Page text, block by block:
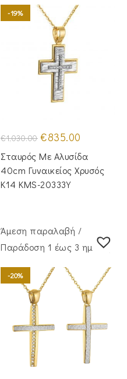
-19%
€1,030.00 Original
price
was:
€1,030.00.
€835.00
τιμή
είναι:
€835.00.
Σταυρός Mε Aλυσίδα
40cm Γυναικείος Χρυσός
Κ14 KMS-20333Y
Άμεση παραλαβή /
Παράδoση 1 έως 3 ημέρες
-20%